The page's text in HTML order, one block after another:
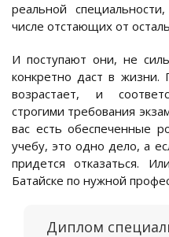
реальной
числе отстающих от
И поступают они, не
конкретно даст в жизни.
возрастает, и
строгими требования
вас есть обеспеченные
учебу, это одно дело, а
придется отказаться.
Батайске по нужной
Диплом